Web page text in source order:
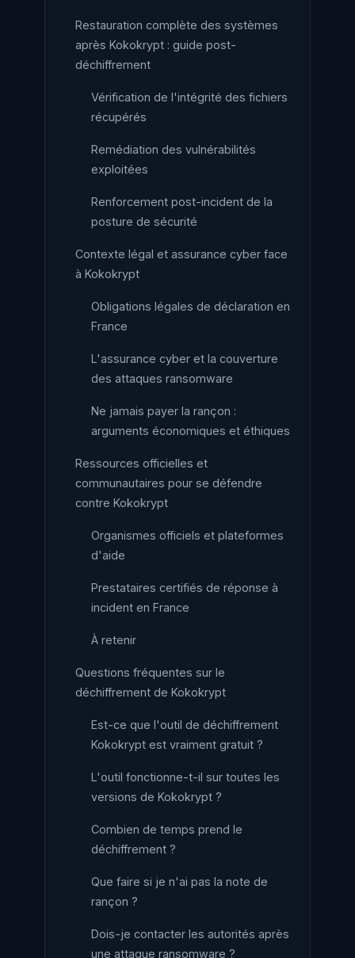
Restauration complète des systèmes
après Kokokrypt : guide post-
déchiffrement
Vérification de l'intégrité des fichiers
récupérés
Remédiation des vulnérabilités
exploitées
Renforcement post-incident de la
posture de sécurité
Contexte légal et assurance cyber face
à Kokokrypt
Obligations légales de déclaration en
France
L'assurance cyber et la couverture
des attaques ransomware
Ne jamais payer la rançon :
arguments économiques et éthiques
Ressources officielles et
communautaires pour se défendre
contre Kokokrypt
Organismes officiels et plateformes
d'aide
Prestataires certifiés de réponse à
incident en France
À retenir
Questions fréquentes sur le
déchiffrement de Kokokrypt
Est-ce que l'outil de déchiffrement
Kokokrypt est vraiment gratuit ?
L'outil fonctionne-t-il sur toutes les
versions de Kokokrypt ?
Combien de temps prend le
déchiffrement ?
Que faire si je n'ai pas la note de
rançon ?
Dois-je contacter les autorités après
une attaque ransomware ?